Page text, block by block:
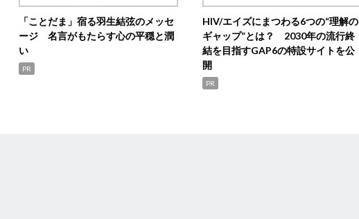
「ことだま」宿る羽生結弦のメッセ
ージ 名言がもたらす心の平穏と潤
い
PR
HIV/エイズにまつわる6つの“理解の
ギャップ”とは？ 2030年の流行終
結を目指すGAP6の特設サイトを公
開
PR